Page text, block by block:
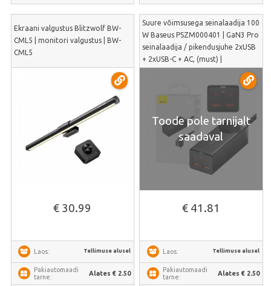
Ekraani valgustus Blitzwolf BW-
CML5 | monitori valgustus | BW-
CML5
€ 30.99
Laos: Tellimuse alusel
Pakiautomaadi
tarne:
Alates € 2.50
Suure võimsusega seinalaadija 100
W Baseus PSZM000401 | GaN3 Pro
seinalaadija / pikendusjuhe 2xUSB
+ 2xUSB-C + AC, (must) |
Toode pole tarnijalt
saadaval
€ 41.81
Laos: Tellimuse alusel
Pakiautomaadi
tarne:
Alates € 2.50